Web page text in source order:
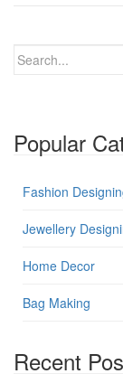
Popular
Fashion
Jewellery
Home Decor
Bag Making
Recent